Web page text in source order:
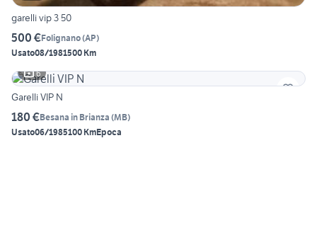
garelli vip 3 50
500 €Folignano(AP)
Usato08/1981500 Km
6
Garelli VIP N
180 €Besana in Brianza (MB)
Usato06/1985100 KmEpoca